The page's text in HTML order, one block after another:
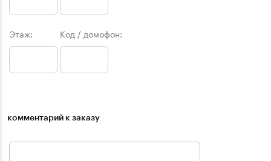
Этаж: Код / домофон:
комментарий к заказу